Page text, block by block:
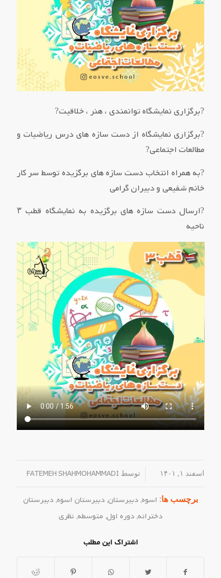
?برگزاری نمایشگاه توانمندی ، هنر ، خلاقیت?
?برگزاری نمایشگاه از دست سازه های درس ریاضیات و
مطالعات اجتماعی?
?به همراه انتخاب دست سازه های برگزیده توسط سر کار
خانم شفیعی و دبیران گرامی
?ارسال دست سازه های برگزیده به نمایشگاه قطب ۳
ناحیه
اسفند ۱, ۱۴۰۱ / توسط FATEMEH SHAHMOHAMMADI
برچسب ها: اسوه,دبیرستان,دبیرستان اسوه,دبیرستان
دخترانه, دوره اول, متوسطه, نظری
اشتراک این مطلب